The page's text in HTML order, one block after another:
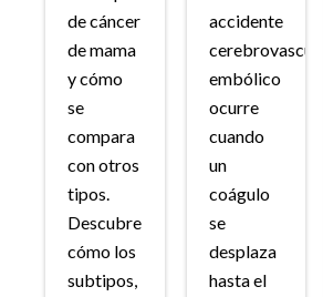
de cáncer
de mama
y cómo
se
compara
con otros
tipos.
Descubre
cómo los
subtipos,
accidente
cerebrovascular
embólico
ocurre
cuando
un
coágulo
se
desplaza
hasta el